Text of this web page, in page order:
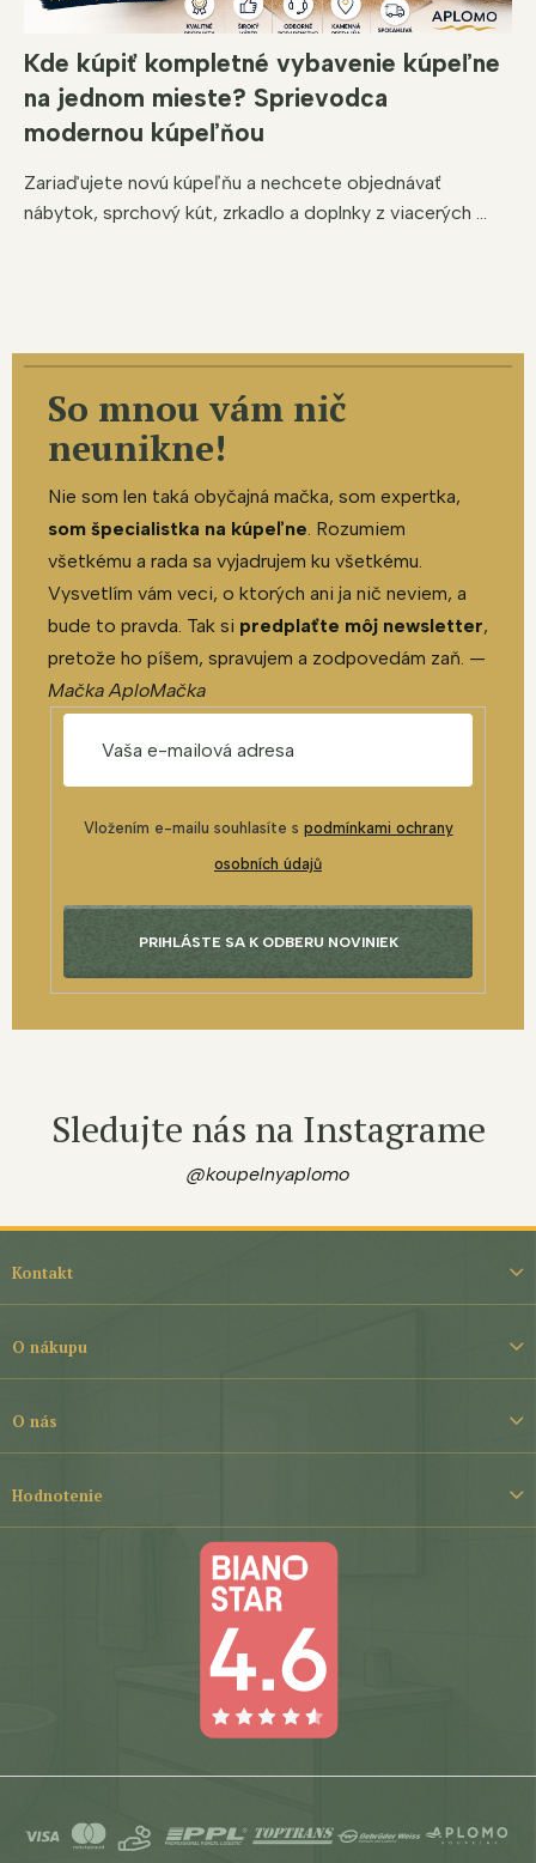
Kde kúpiť kompletné vybavenie kúpeľne
na jednom mieste? Sprievodca
modernou kúpeľňou
Zariaďujete novú kúpeľňu a nechcete objednávať
nábytok, sprchový kút, zrkadlo a doplnky z viacerých ...
So mnou vám nič
neunikne!
Nie som len taká obyčajná mačka, som expertka,
som špecialistka na kúpeľne . Rozumiem
všetkému a rada sa vyjadrujem ku všetkému.
Vysvetlím vám veci, o ktorých ani ja nič neviem, a
bude to pravda. Tak si predplaťte môj newsletter,
pretože ho píšem, spravujem a zodpovedám zaň. —
Mačka AploMačka
Vložením e-mailu souhlasíte s podmínkami ochrany
osobních údajů
PRIHLÁSTE SA K ODBERU NOVINIEK
Sledujte nás na Instagrame
@koupelnyaplomo
i
Kontakt
O nákupu
O nás
Hodnotenie